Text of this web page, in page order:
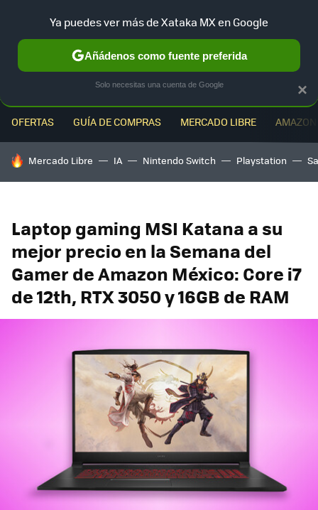
OFERTAS GUÍA DE COMPRAS MERCADO LIBRE
HOY SE HABLA DE
Mercado Libre IA Nintendo Switch Playstation
Laptop gaming MSI Katana a su
mejor precio en la Semana del
Gamer de Amazon México: Core i7
de 12th, RTX 3050 y 16GB de RAM
×
Ya puedes ver más de Xataka MX en Google
Añádenos como fuente preferida
Solo necesitas una cuenta de Google